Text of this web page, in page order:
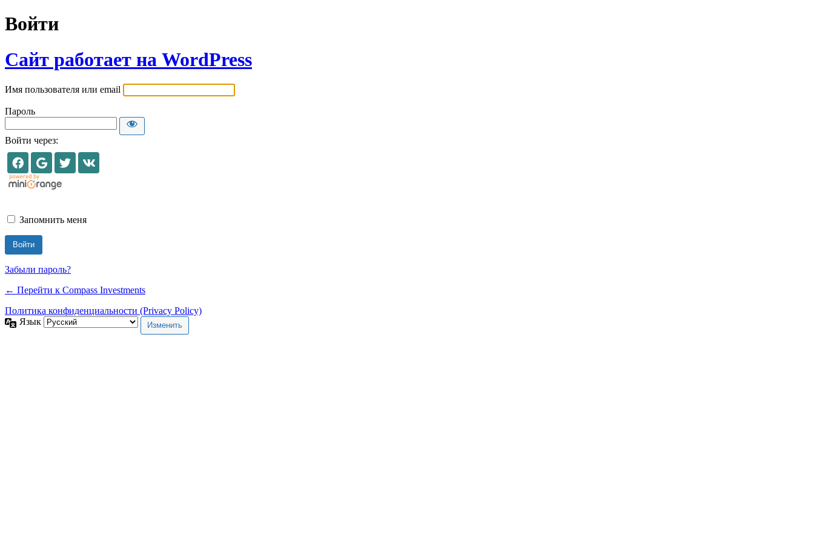
Войти
Сайт работает на WordPress
Имя пользователя или email
Пароль
Войти через:
Запомнить меня
Забыли пароль?
← Перейти к Compass Investments
Политика конфиденциальности (Privacy Policy)
Язык